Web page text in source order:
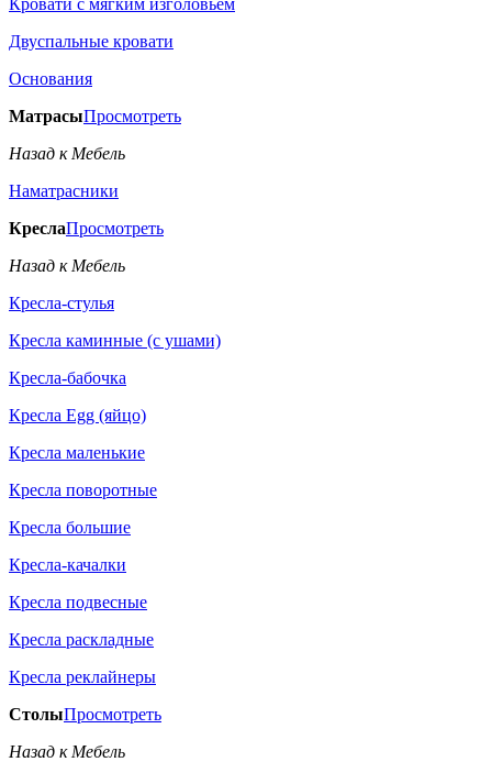
Кровати с мягким изголовьем
Двуспальные кровати
Основания
МатрасыПросмотреть
Назад к Мебель
Наматрасники
КреслаПросмотреть
Назад к Мебель
Кресла-стулья
Кресла каминные (с ушами)
Кресла-бабочка
Кресла Egg (яйцо)
Кресла маленькие
Кресла поворотные
Кресла большие
Кресла-качалки
Кресла подвесные
Кресла раскладные
Кресла реклайнеры
СтолыПросмотреть
Назад к Мебель